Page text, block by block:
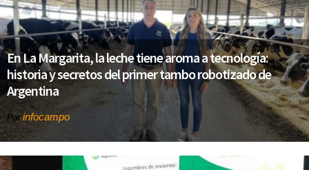
En La Margarita, la leche tiene aroma a tecnología:
historia y secretos del primer tambo robotizado de
Argentina
Porinfocampo